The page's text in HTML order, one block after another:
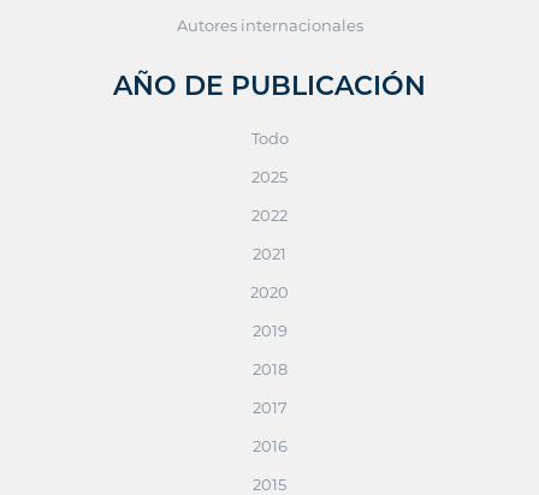
Autores internacionales
AÑO DE PUBLICACIÓN
Todo
2025
2022
2021
2020
2019
2018
2017
2016
2015